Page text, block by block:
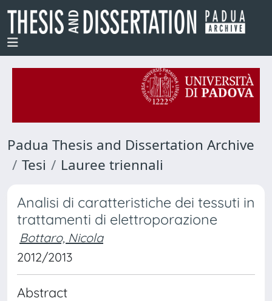
Padua Thesis and Dissertation Archive
Tesi
Lauree triennali
Analisi di caratteristiche dei tessuti in
trattamenti di elettroporazione
Bottaro, Nicola
2012/2013
Abstract